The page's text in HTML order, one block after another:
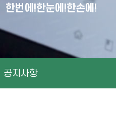
한번에!한눈에!한손에!
공지사항